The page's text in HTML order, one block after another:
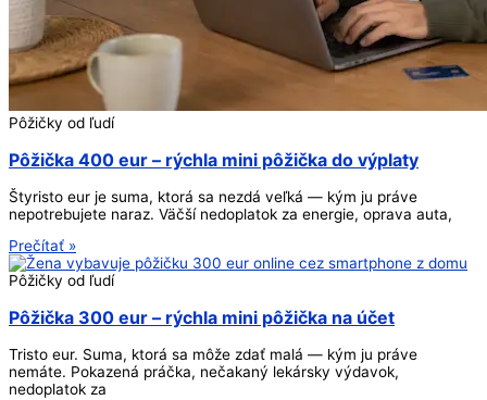
Pôžičky od ľudí
Pôžička 400 eur – rýchla mini pôžička do výplaty
Štyristo eur je suma, ktorá sa nezdá veľká — kým ju práve
nepotrebujete naraz. Väčší nedoplatok za energie, oprava auta,
Prečítať »
Pôžičky od ľudí
Pôžička 300 eur – rýchla mini pôžička na účet
Tristo eur. Suma, ktorá sa môže zdať malá — kým ju práve
nemáte. Pokazená práčka, nečakaný lekársky výdavok,
nedoplatok za